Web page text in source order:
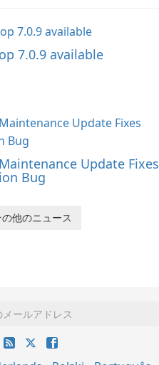
7.0.9 available
Update Fixes
Bug
の他のニュース